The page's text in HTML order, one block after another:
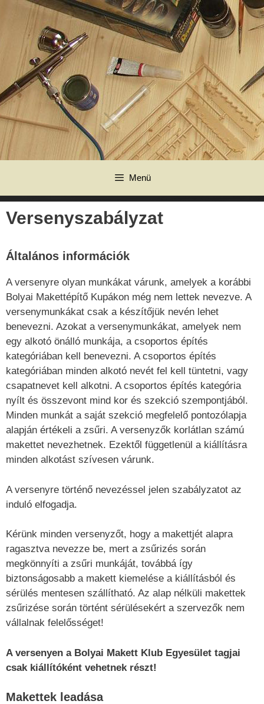
Kilépés
tartalomba
Menü
Versenyszabályzat
Általános információk
A versenyre olyan munkákat várunk, amelyek a korábbi
Bolyai Makettépítő Kupákon még nem lettek nevezve. A
versenymunkákat csak a készítőjük nevén lehet
benevezni. Azokat a versenymunkákat, amelyek nem
egy alkotó önálló munkája, a csoportos építés
kategóriában kell benevezni. A csoportos építés
kategóriában minden alkotó nevét fel kell tüntetni, vagy
csapatnevet kell alkotni. A csoportos építés kategória
nyílt és összevont mind kor és szekció szempontjából.
Minden munkát a saját szekció megfelelő pontozólapja
alapján értékeli a zsűri. A versenyzők korlátlan számú
makettet nevezhetnek. Ezektől függetlenül a kiállításra
minden alkotást szívesen várunk.
A versenyre történő nevezéssel jelen szabályzatot az
induló elfogadja.
Kérünk minden versenyzőt, hogy a makettjét alapra
ragasztva nevezze be, mert a zsűrizés során
megkönnyíti a zsűri munkáját, továbbá így
biztonságosabb a makett kiemelése a kiállításból és
sérülés mentesen szállítható. Az alap nélküli makettek
zsűrizése során történt sérülésekért a szervezők nem
vállalnak felelősséget!
A versenyen a Bolyai Makett Klub Egyesület tagjai
csak kiállítóként vehetnek részt!
Makettek leadása